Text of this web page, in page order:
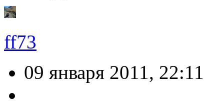
ff73
09 января 2011, 22:11